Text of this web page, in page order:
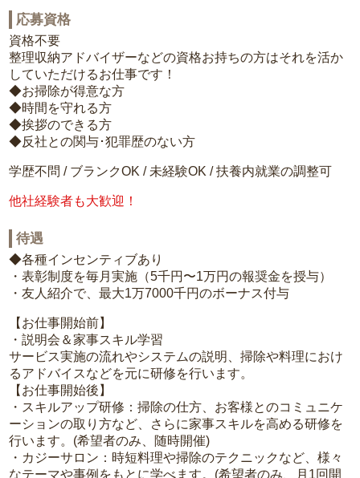
応募資格
資格不要
整理収納アドバイザーなどの資格お持ちの方はそれを活か
していただけるお仕事です！
◆お掃除が得意な方
◆時間を守れる方
◆挨拶のできる方
◆反社との関与･犯罪歴のない方
学歴不問 / ブランクOK / 未経験OK / 扶養内就業の調整可
他社経験者も大歓迎！
待遇
◆各種インセンティブあり
・表彰制度を毎月実施（5千円〜1万円の報奨金を授与）
・友人紹介で、最大1万7000千円のボーナス付与
【お仕事開始前】
・説明会＆家事スキル学習
サービス実施の流れやシステムの説明、掃除や料理におけ
るアドバイスなどを元に研修を行います。
【お仕事開始後】
・スキルアップ研修：掃除の仕方、お客様とのコミュニケ
ーションの取り方など、さらに家事スキルを高める研修を
行います。(希望者のみ、随時開催)
・カジーサロン：時短料理や掃除のテクニックなど、様々
なテーマや事例をもとに学べます。(希望者のみ、月1回開